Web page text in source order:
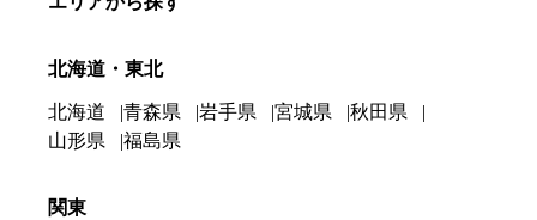
北海道・東北
北海道 青森県 岩手県 宮城県
秋田県
山形県
福島県
関東